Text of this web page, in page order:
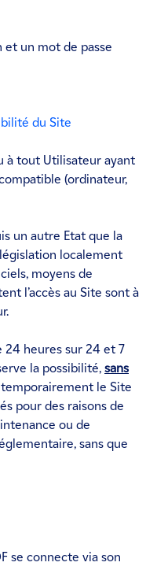
un mot de passe
du Site
à tout Utilisateur ayant
(ordinateur,
un autre Etat que la
législation localement
moyens de
l’accès au Site sont à
24 heures sur 24 et 7
la possibilité, sans
le Site
pour des raisons de
ou de
sans que
se connecte via son